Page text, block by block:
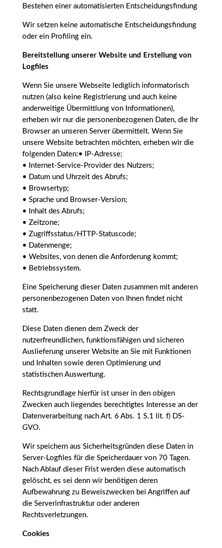
Bestehen einer automatisierten Entscheidungsfindung
Wir setzen keine automatische Entscheidungsfindung
oder ein Profiling ein.
Bereitstellung unserer Website und Erstellung von
Logfiles
Wenn Sie unsere Webseite lediglich informatorisch
nutzen (also keine Registrierung und auch keine
anderweitige Übermittlung von Informationen),
erheben wir nur die personenbezogenen Daten, die Ihr
Browser an unseren Server übermittelt. Wenn Sie
unsere Website betrachten möchten, erheben wir die
folgenden Daten:• IP-Adresse;
• Internet-Service-Provider des Nutzers;
• Datum und Uhrzeit des Abrufs;
• Browsertyp;
• Sprache und Browser-Version;
• Inhalt des Abrufs;
• Zeitzone;
• Zugriffsstatus/HTTP-Statuscode;
• Datenmenge;
• Websites, von denen die Anforderung kommt;
• Betriebssystem.
Eine Speicherung dieser Daten zusammen mit anderen
personenbezogenen Daten von Ihnen findet nicht
statt.
Diese Daten dienen dem Zweck der
nutzerfreundlichen, funktionsfähigen und sicheren
Auslieferung unserer Website an Sie mit Funktionen
und Inhalten sowie deren Optimierung und
statistischen Auswertung.
Rechtsgrundlage hierfür ist unser in den obigen
Zwecken auch liegendes berechtigtes Interesse an der
Datenverarbeitung nach Art. 6 Abs. 1 S.1 lit. f) DS-
GVO.
Wir speichern aus Sicherheitsgründen diese Daten in
Server-Logfiles für die Speicherdauer von 70 Tagen.
Nach Ablauf dieser Frist werden diese automatisch
gelöscht, es sei denn wir benötigen deren
Aufbewahrung zu Beweiszwecken bei Angriffen auf
die Serverinfrastruktur oder anderen
Rechtsverletzungen.
Cookies